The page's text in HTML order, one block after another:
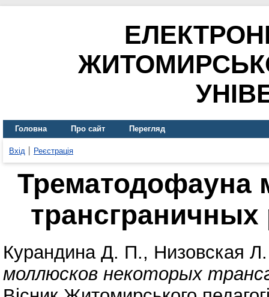
Головна Про сайт Перегляд
Вхід Реєстрація
Трематодофауна
Курандина Д. П., Низовская
моллюсков некоторых